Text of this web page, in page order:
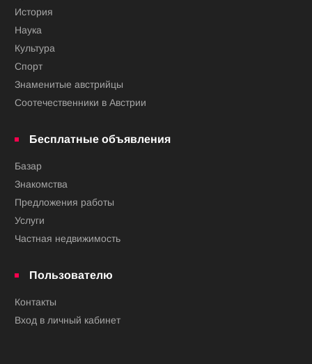
История
Наука
Культура
Спорт
Знаменитые австрийцы
Соотечественники в Австрии
Бесплатные объявления
Базар
Знакомства
Предложения работы
Услуги
Частная недвижимость
Пользователю
Контакты
Вход в личный кабинет